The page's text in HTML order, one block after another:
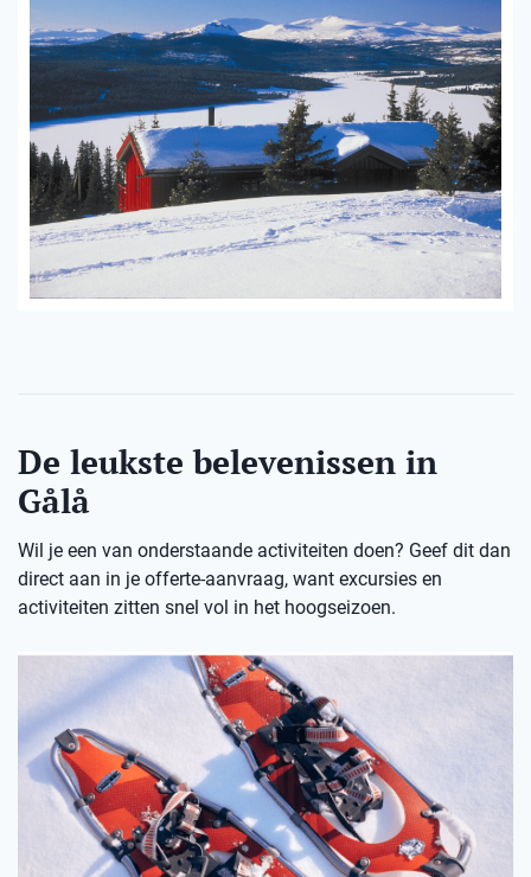
De leukste belevenissen in
Gålå
Wil je een van onderstaande activiteiten doen? Geef dit dan
direct aan in je offerte-aanvraag, want excursies en
activiteiten zitten snel vol in het hoogseizoen.